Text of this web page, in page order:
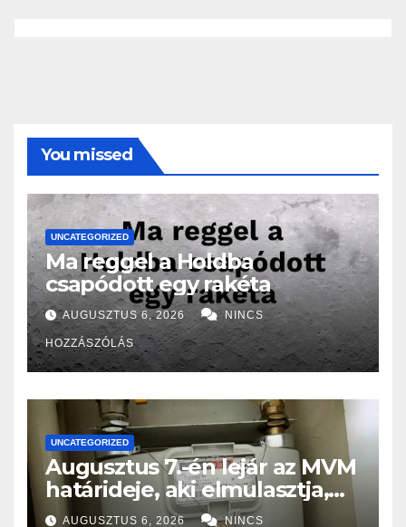
You missed
UNCATEGORIZED
Ma reggel a Holdba
csapódott egy rakéta
AUGUSZTUS 6, 2026 NINCS
HOZZÁSZÓLÁS
UNCATEGORIZED
Augusztus 7.-én lejár az MVM
határideje, aki elmulasztja,
nagy bajba kerülhet!
AUGUSZTUS 6, 2026 NINCS